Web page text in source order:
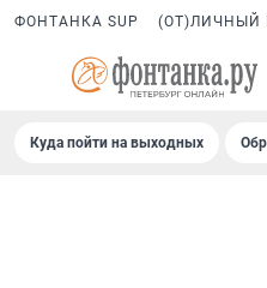
ФОНТАНКА SUP (ОТ)ЛИЧНЫЙ
Куда пойти на выходных